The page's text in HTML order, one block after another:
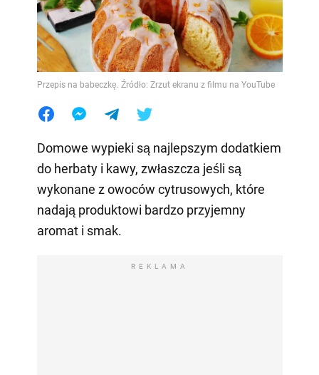
Przepis na babeczkę. Źródło: Zrzut ekranu z filmu na YouTube
Domowe wypieki są najlepszym dodatkiem
do herbaty i kawy, zwłaszcza jeśli są
wykonane z owoców cytrusowych, które
nadają produktowi bardzo przyjemny
aromat i smak.
REKLAMA